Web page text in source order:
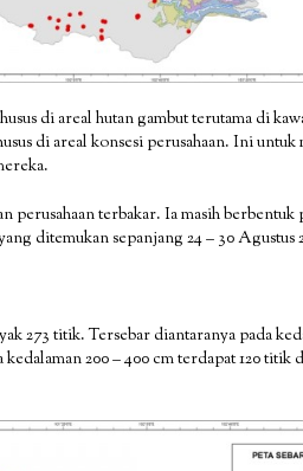
di areal hutan gambut terutama di
di areal konsesi perusahaan. Ini untuk
terbakar. Ia masih berbentuk
ditemukan sepanjang 24 – 30 Agustus
273 titik. Tersebar diantaranya pada
200 – 400 cm terdapat 120 titik